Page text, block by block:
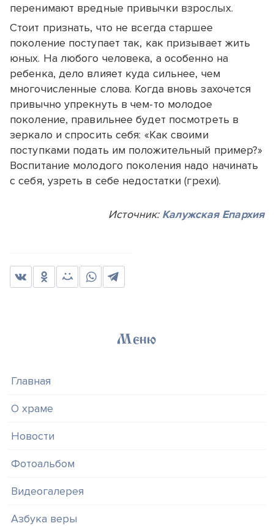
перенимают вредные привычки взрослых.
Стоит признать, что не всегда старшее
поколение поступает так, как призывает жить
юных. На любого человека, а особенно на
ребенка, дело влияет куда сильнее, чем
многочисленные слова. Когда вновь захочется
привычно упрекнуть в чем-то молодое
поколение, правильнее будет посмотреть в
зеркало и спросить себя: «Как своими
поступками подать им положительный пример?»
Воспитание молодого поколения надо начинать
с себя, узреть в себе недостатки (грехи).
Источник: Калужская Епархия
Меню
Главная
О храме
Новости
Фотоальбом
Видеогалерея
Азбука веры